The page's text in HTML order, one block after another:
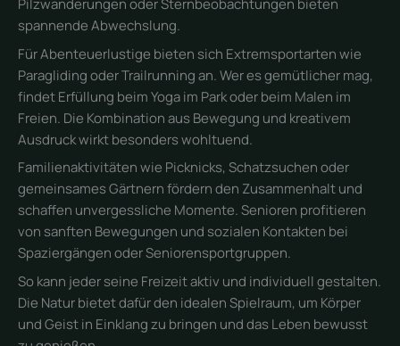
Pilzwanderungen oder Sternbeobachtungen bieten
spannende Abwechslung.
Für Abenteuerlustige bieten sich Extremsportarten wie
Paragliding oder Trailrunning an. Wer es gemütlicher mag,
findet Erfüllung beim Yoga im Park oder beim Malen im
Freien. Die Kombination aus Bewegung und kreativem
Ausdruck wirkt besonders wohltuend.
Familienaktivitäten wie Picknicks, Schatzsuchen oder
gemeinsames Gärtnern fördern den Zusammenhalt und
schaffen unvergessliche Momente. Senioren profitieren
von sanften Bewegungen und sozialen Kontakten bei
Spaziergängen oder Seniorensportgruppen.
So kann jeder seine Freizeit aktiv und individuell gestalten.
Die Natur bietet dafür den idealen Spielraum, um Körper
und Geist in Einklang zu bringen und das Leben bewusst